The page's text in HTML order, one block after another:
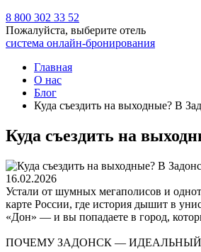
8 800 302 33 52
Пожалуйста, выберите отель
система онлайн-бронирования
Главная
О нас
Блог
Куда съездить на выходные? В
Куда съездить на
16.02.2026
Устали от шумных мегаполисов и
карте России, где история дышит в
«Дон» — и вы попадаете в город,
ПОЧЕМУ ЗАДОНСК —